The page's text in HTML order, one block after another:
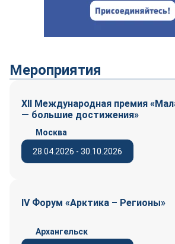
Мероприятия
XII Международная премия
— большие достижения»
28.04.2026 - 30.10.2026
Москва
IV Форум «Арктика – Регионы»
Архангельск